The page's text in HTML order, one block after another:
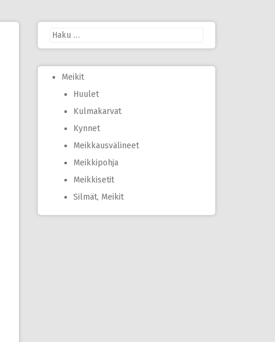
Haku:
Meikit
Huulet
Kulmakarvat
Kynnet
Meikkausvälineet
Meikkipohja
Meikkisetit
Silmät, Meikit